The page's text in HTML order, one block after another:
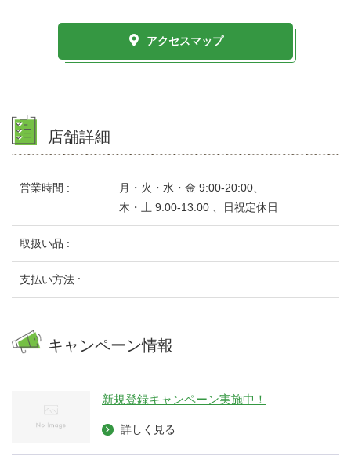
アクセスマップ
店舗詳細
営業時間 :
月・火・水・金 9:00-20:00、
木・土 9:00-13:00 、日祝定休日
取扱い品 :
支払い方法 :
キャンペーン情報
新規登録キャンペーン実施中！
詳しく見る